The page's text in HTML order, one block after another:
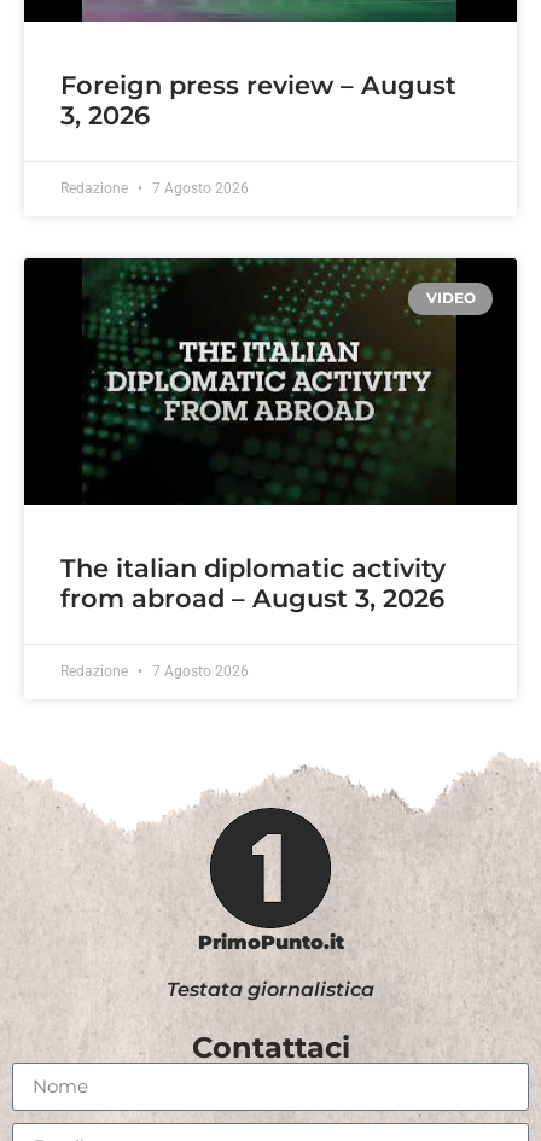
Foreign press review – August
3, 2026
Redazione 7 Agosto 2026
VIDEO
The italian diplomatic activity
from abroad – August 3, 2026
Redazione 7 Agosto 2026
PrimoPunto.it
Testata giornalistica
Contattaci